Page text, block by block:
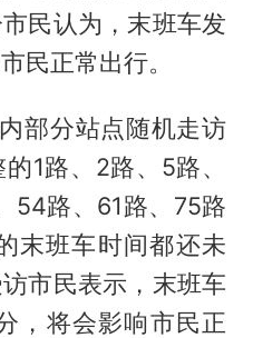
民认为，末班车发
民正常出行。
部分站点随机走访
1路、2路、5路、
54路、61路、75路
末班车时间都还未
市民表示，末班车
，将会影响市民正